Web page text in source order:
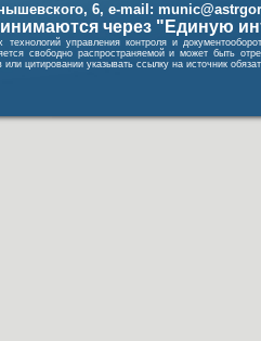
6, e-mail:
через "Единую
технологий управления контроля и
свободно распространяемой и может быть
цитировании указывать ссылку на источник